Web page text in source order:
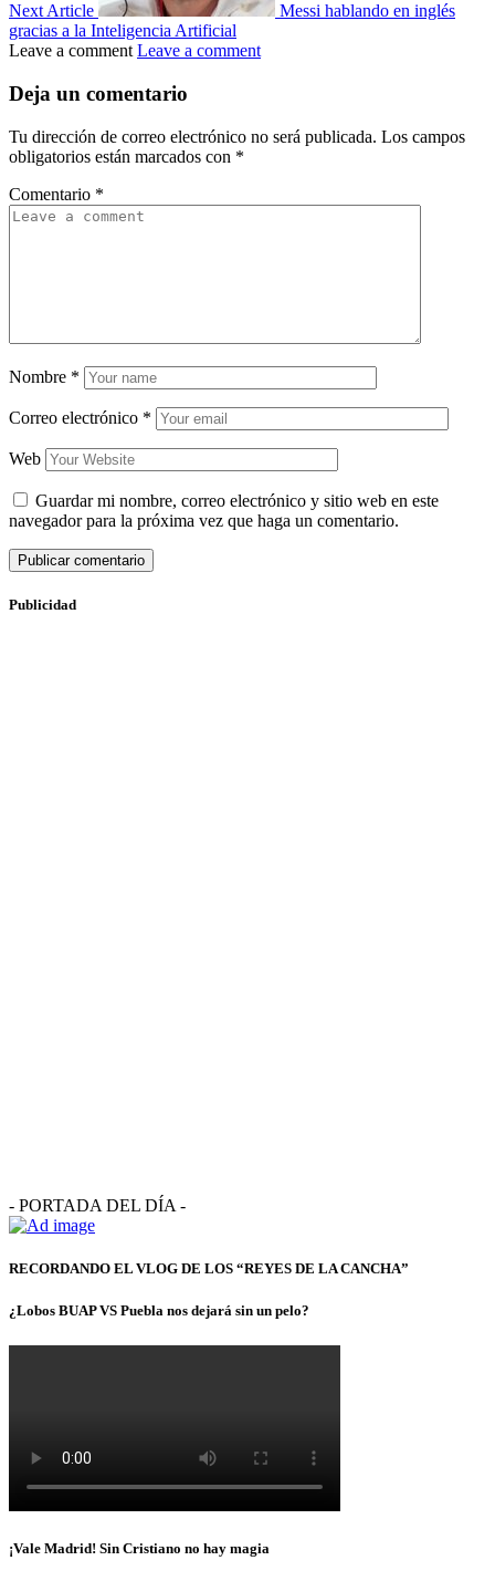
Next Article
Messi hablando en inglés
gracias a la Inteligencia Artificial
Leave a comment Leave a comment
Deja un comentario
Tu dirección de correo electrónico no será publicada. Los campos
obligatorios están marcados con *
Comentario *
Nombre *
Correo electrónico *
Web
Guardar mi nombre, correo electrónico y sitio web en este
navegador para la próxima vez que haga un comentario.
Publicidad
- PORTADA DEL DÍA -
RECORDANDO EL VLOG DE LOS “REYES DE LA CANCHA”
¿Lobos BUAP VS Puebla nos dejará sin un pelo?
¡Vale Madrid! Sin Cristiano no hay magia